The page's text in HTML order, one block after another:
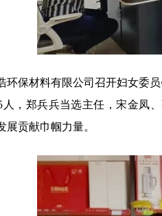
保材料有限公司召开妇女委员
人，郑兵兵当选主任，宋金凤
展贡献巾帼力量。